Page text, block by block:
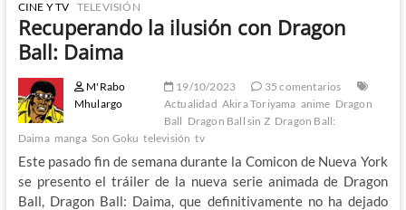
CINE Y TV TELEVISIÓN
Recuperando la ilusión con Dragon
Ball: Daima
M'Rabo
Mhulargo
19/10/2023
35 comentarios
Actualidad Akira Toriyama anime Dragon
Ball Dragon Ball sin Z Dragon Ball:
Daima manga Son Goku televisión tv
Este pasado fin de semana durante la Comicon de Nueva York
se presento el tráiler de la nueva serie animada de Dragon
Ball, Dragon Ball: Daima, que definitivamente no ha dejado